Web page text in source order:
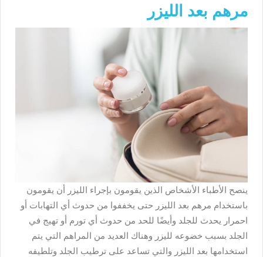
مرهم بعد الليزر
ينصح الأطباء الأشخاص الذين يقومون بإجراء الليزر أن يقومون
باستخدام مرهم بعد الليزر حتى يخففوا من حدوث أي التهابات أو
احمرار يحدث للجلد وأيضًا للحد من حدوث أي تورم أو تهيج في
الجلد بسبب خضوعه لليزر وهناك العديد من المراهم التي يتم
استخدامها بعد الليزر والتي تساعد على ترطيب الجلد وتلطيفه